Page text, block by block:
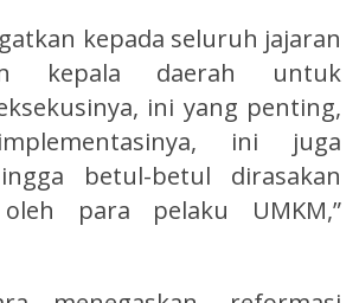
kepada seluruh jajaran
kepala daerah untuk
ini yang penting,
ini juga
betul-betul dirasakan
para pelaku UMKM,”